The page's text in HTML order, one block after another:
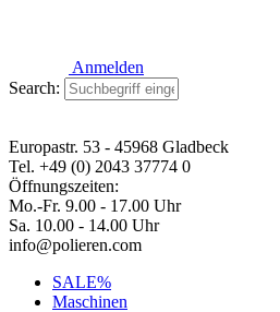
Anmelden
Search:
Europastr. 53 - 45968 Gladbeck
Tel. +49 (0) 2043 37774 0
Öffnungszeiten:
Mo.-Fr. 9.00 - 17.00 Uhr
Sa. 10.00 - 14.00 Uhr
info@polieren.com
SALE%
Maschinen